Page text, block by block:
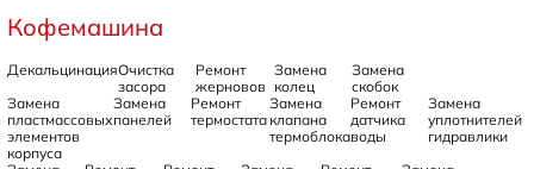
Кофемашина
ДекальцинацияОчистка
засора
Ремонт
жерновов
Замена
колец
Замена
скобок
Замена
пластмассовых
элементов
корпуса
Замена
панелей
Ремонт
термостата
Замена
клапана
термоблока
Ремонт
датчика
воды
Замена
уплотнителей
гидравлики